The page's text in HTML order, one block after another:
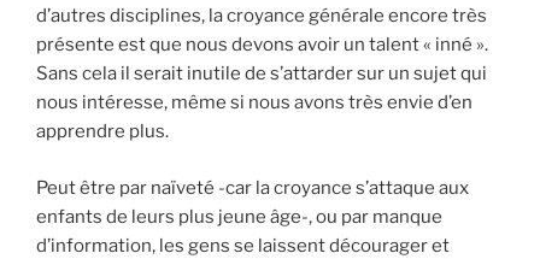
d’autres disciplines, la croyance générale encore très
présente est que nous devons avoir un talent « inné ».
Sans cela il serait inutile de s’attarder sur un sujet qui
nous intéresse, même si nous avons très envie d’en
apprendre plus.
Peut être par naïveté -car la croyance s’attaque aux
enfants de leurs plus jeune âge-, ou par manque
d’information, les gens se laissent décourager et